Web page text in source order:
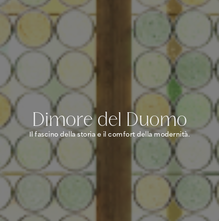
Dimore del Duomo
Il fascino della storia e il comfort della modernità.